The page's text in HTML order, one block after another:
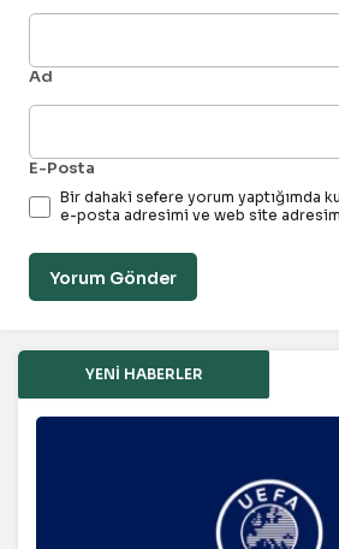
Ad
E-Posta
Bir dahaki sefere yorum yaptığımda
e-posta adresimi ve web site
Yorum Gönder
YENI HABERLER